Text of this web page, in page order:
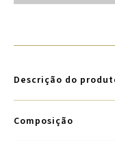
Descrição do
Composição